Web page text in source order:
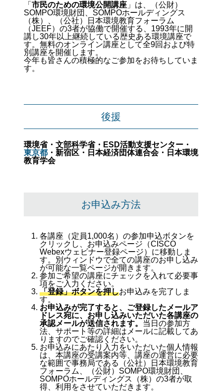
「 市民のための環境公開講座 」は、（公財）
SOMPO環境財団、SOMPOホールディングス
（株）、（公社）日本環境教育フォーラム
（JEEF）の3者が協働で開催する、1993年に開
講し30年以上継続している歴史ある環境講座で
す。無料のオンライン講座として全9回および特
別講座を開催します。
今年も皆さんの積極的なご参加をお待ちしていま
す。
後援
環境省・文部科学省・ESD活動支援センター・
東京都 ・新宿区・日本経済団体連合会・日本環境
教育学会
お申込み方法
各講座（定員1,000名）の参加申込ボタンを
クリックし、お申込みページ（CISCO
Webexウェビナー登録ページ）に移動しま
す。別ウィンドウで全ての講座のお申し込み
が可能な一覧ページが開きます。
参加ご希望の講座にチェックを入れて必要事
項をご入力ください。
「登録」ボタンを押しお申込みを完了しま
す。
お申込みが完了すると、ご登録したメールア
ドレス宛に、お申し込みいただいた各講座の
承認メールが送信されます。 当日の参加方
法、サポート等の詳細はメールに記載してあ
りますのでご確認ください。
お申込みにあたり入力をいただいた個人情報
は、本講座の受講案内等、講座の運営に必要
な範囲で事務局である（公社）日本環境教育
フォーラム、（公財）SOMPO環境財団、
SOMPOホールディングス（株）の3者が取
得、利用をさせていただきます。